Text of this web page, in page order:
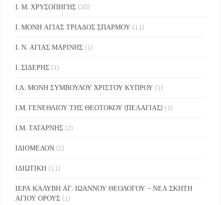
Ι. Μ. ΧΡΥΣΟΠΗΓΗΣ (30)
Ι. ΜΟΝΗ ΑΓΙΑΣ ΤΡΙΑΔΟΣ ΣΠΑΡΜΟΥ (11)
Ι. Ν. ΑΓΙΑΣ ΜΑΡΙΝΗΣ (1)
Ι. ΣΙΔΕΡΗΣ (1)
Ι.Α. ΜΟΝΗ ΣΥΜΒΟΥΛΟΥ ΧΡΙΣΤΟΥ ΚΥΠΡΟΥ (1)
Ι.Μ. ΓΕΝΕΘΛΙΟΥ ΤΗΣ ΘΕΟΤΟΚΟΥ (ΠΕΛΑΓΙΑΣ) (1)
Ι.Μ. ΤΑΤΑΡΝΗΣ (2)
ΙΔΙΟΜΕΛΟΝ (2)
ΙΔΙΩΤΙΚΗ (11)
ΙΕΡΑ ΚΑΛΥΒΗ ΑΓ. ΙΩΑΝΝΟΥ ΘΕΟΛΟΓΟΥ – ΝΕΑ ΣΚΗΤΗ
ΑΓΙΟΥ ΟΡΟΥΣ (1)